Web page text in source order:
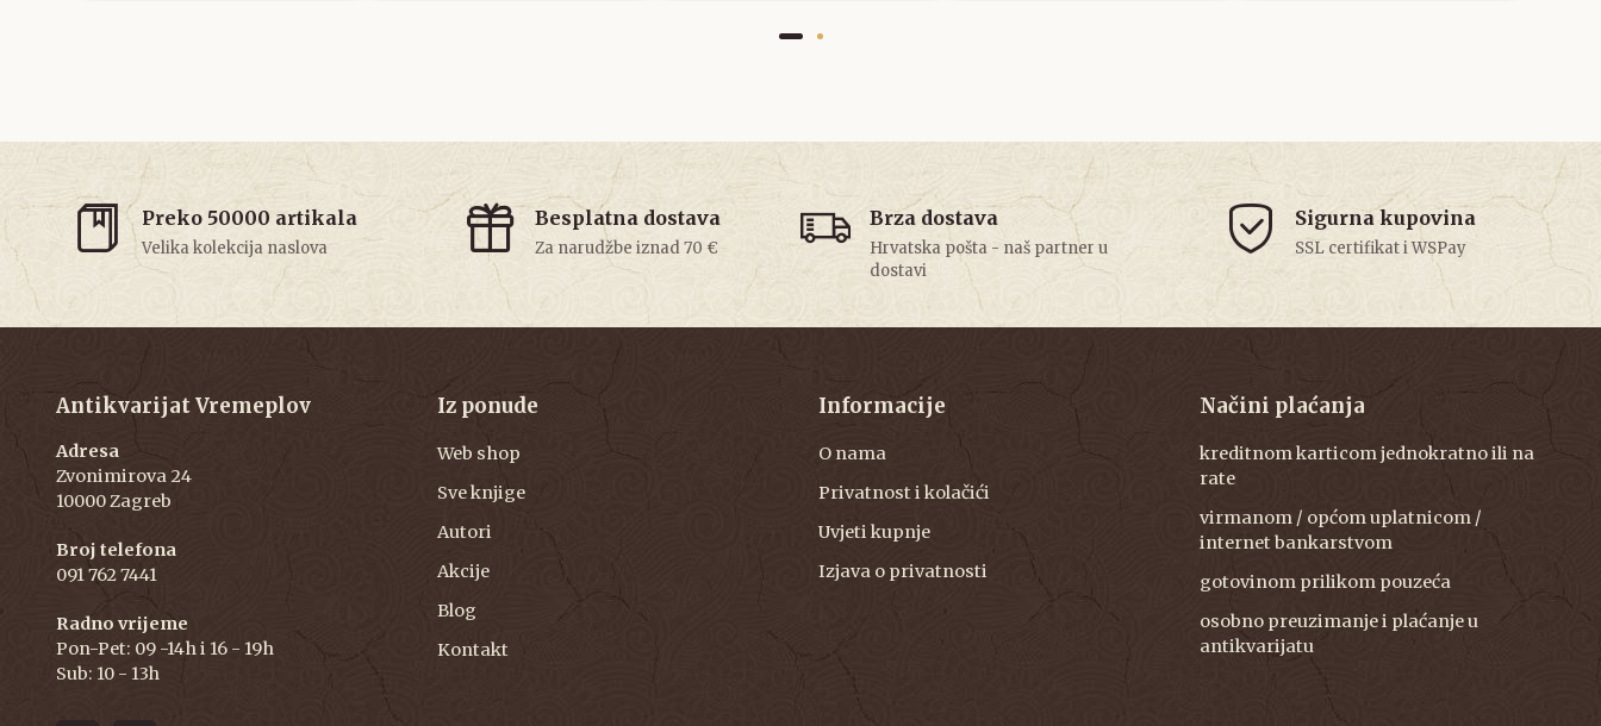
Preko 50000 artikala
Velika kolekcija naslova
Besplatna dostava
Za narudžbe iznad 70 €
Brza dostava
Hrvatska pošta - naš partner u
dostavi
Sigurna kupovina
SSL certifikat i WSPay
Antikvarijat Vremeplov
Adresa
Zvonimirova 24
10000 Zagreb
Broj telefona
091 762 7441
Radno vrijeme
Pon-Pet: 09 -14h i 16 - 19h
Sub: 10 - 13h
Iz ponude
Web shop
Sve knjige
Autori
Akcije
Blog
Kontakt
Informacije
O nama
Privatnost i kolačići
Uvjeti kupnje
Izjava o privatnosti
Načini plaćanja
kreditnom karticom jednokratno ili na
rate
virmanom / općom uplatnicom /
internet bankarstvom
gotovinom prilikom pouzeća
osobno preuzimanje i plaćanje u
antikvarijatu